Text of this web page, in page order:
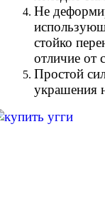
Не
стойко
отличие от
Простой
украшения